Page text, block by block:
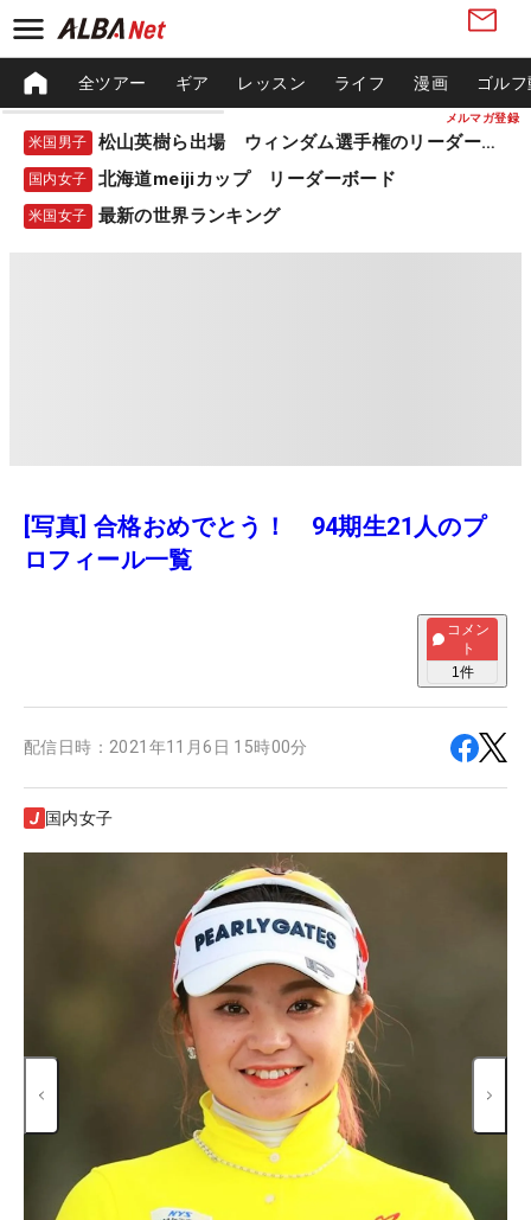
メルマガ登録
全ツアー ギア レッスン ライフ 漫画 ゴル
米国男子 松山英樹ら出場 ウィンダム選手権のリーダーボード
国内女子 北海道meijiカップ リーダーボード
米国女子 最新の世界ランキング
[写真] 合格おめでとう！ 94期生21人のプ
ロフィール一覧
コメン
ト
1件
配信日時： 2021年11月6日 15時00分
国内女子